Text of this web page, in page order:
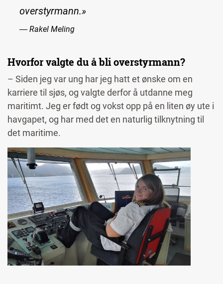
overstyrmann.»
― Rakel Meling
Hvorfor valgte du å bli overstyrmann?
– Siden jeg var ung har jeg hatt et ønske om en
karriere til sjøs, og valgte derfor å utdanne meg
maritimt. Jeg er født og vokst opp på en liten øy ute i
havgapet, og har med det en naturlig tilknytning til
det maritime.
Image